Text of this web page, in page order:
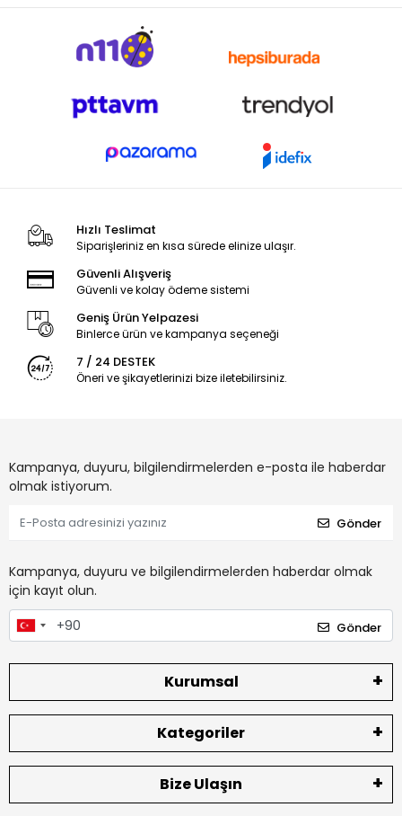
Hızlı Teslimat
Siparişleriniz en kısa sürede elinize ulaşır.
Güvenli Alışveriş
Güvenli ve kolay ödeme sistemi
Geniş Ürün Yelpazesi
Binlerce ürün ve kampanya seçeneği
7 / 24 DESTEK
Öneri ve şikayetlerinizi bize iletebilirsiniz.
Kampanya, duyuru, bilgilendirmelerden e-posta ile haberdar
olmak istiyorum.
Gönder
Kampanya, duyuru ve bilgilendirmelerden haberdar olmak
için kayıt olun.
Gönder
Kurumsal
Kategoriler
Bize Ulaşın